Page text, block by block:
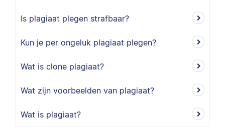
Is plagiaat plegen strafbaar?
Kun je per ongeluk plagiaat plegen?
Wat is clone plagiaat?
Wat zijn voorbeelden van plagiaat?
Wat is plagiaat?